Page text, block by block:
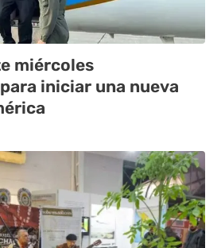
miércoles
iniciar una nueva